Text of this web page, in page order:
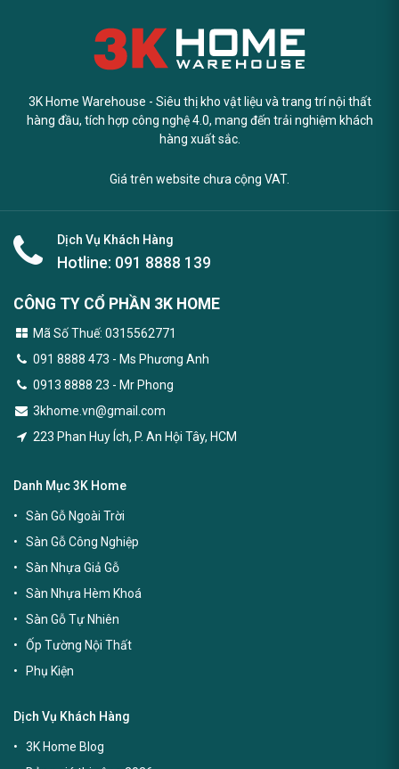
3K Home Warehouse - Siêu thị kho vật liệu và trang trí nội thất
hàng đầu, tích hợp công nghệ 4.0, mang đến trải nghiệm khách
hàng xuất sắc.
Giá trên website chưa cộng VAT.
Dịch Vụ Khách Hàng
Hotline: 091 8888 139
CÔNG TY CỔ PHẦN 3K HOME
Mã Số Thuế: 0315562771
091 8888 473 - Ms Phương Anh
0913 8888 23 - Mr Phong
3khome.vn@gmail.com
223 Phan Huy Ích, P. An Hội Tây, HCM
Danh Mục 3K Home
Sàn Gỗ Ngoài Trời
Sàn Gỗ Công Nghiệp
Sàn Nhựa Giả Gỗ
Sàn Nhựa Hèm Khoá
Sàn Gỗ Tự Nhiên
Ốp Tường Nội Thất
Phụ Kiện
Dịch Vụ Khách Hàng
3K Home Blog